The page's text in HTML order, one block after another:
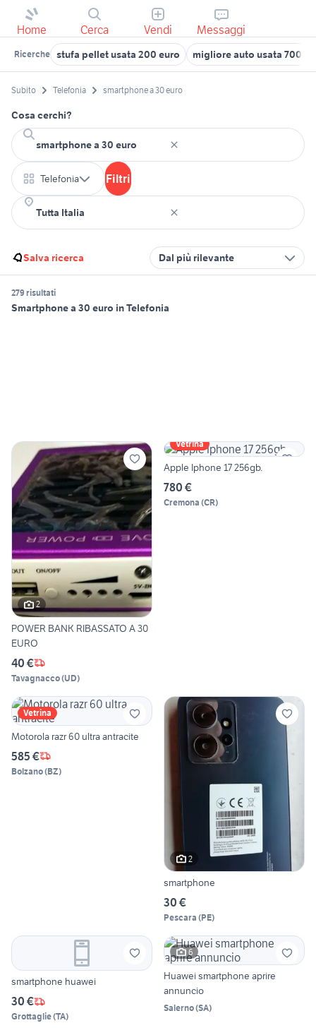
Home Cerca Vendi Messaggi
Ricerche stufa pellet usata 200 euro migliore auto usata 7000
Subito Telefonia smartphone a 30 euro
Cosa cerchi?
Telefonia Filtri
Salva ricerca Dal più rilevante
279 risultati
Smartphone a 30 euro in Telefonia
2
POWER BANK RIBASSATO A 30
EURO
40 €
Tavagnacco(UD)
Vetrina
Apple Iphone 17 256gb.
780 €
Cremona (CR)
Vetrina
Motorola razr 60 ultra antracite
585 €
Bolzano(BZ)
2
smartphone
30 €
Pescara (PE)
smartphone huawei
30 €
Grottaglie(TA)
6
Huawei smartphone aprire
annuncio
Salerno(SA)